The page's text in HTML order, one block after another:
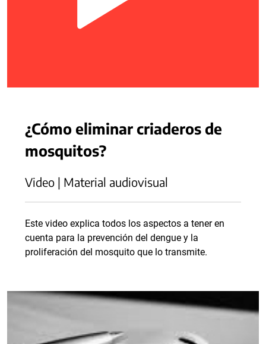
¿Cómo eliminar criaderos de
mosquitos?
Video | Material audiovisual
Este video explica todos los aspectos a tener en
cuenta para la prevención del dengue y la
proliferación del mosquito que lo transmite.